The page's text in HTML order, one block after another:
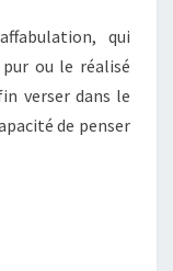
qui
ou le réalisé
verser dans le
de penser